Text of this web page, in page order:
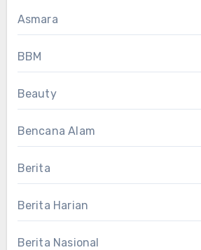
Asmara
BBM
Beauty
Bencana Alam
Berita
Berita Harian
Berita Nasional